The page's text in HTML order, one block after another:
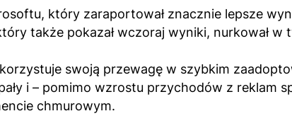
który zaraportował znacznie lepsze
także pokazał wczoraj wyniki, nurkował w
swoją przewagę w szybkim
i – pomimo wzrostu przychodów z
chmurowym.